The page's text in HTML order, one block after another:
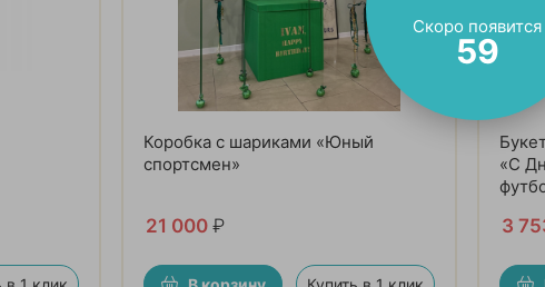
Коробка с шариками «Юный
спортсмен»
21 000 ₽
«С
3
Скоро появится
57